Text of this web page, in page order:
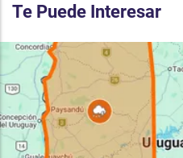
Te Puede Interesar